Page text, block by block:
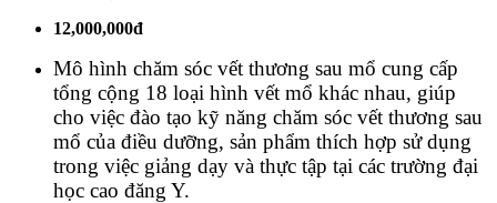
12,000,000đ
Mô hình chăm sóc vết thương sau mổ cung cấp
tổng cộng 18 loại hình vết mổ khác nhau, giúp
cho việc đào tạo kỹ năng chăm sóc vết thương sau
mổ của điều dưỡng, sản phẩm thích hợp sử dụng
trong việc giảng dạy và thực tập tại các trường đại
học cao đăng Y.